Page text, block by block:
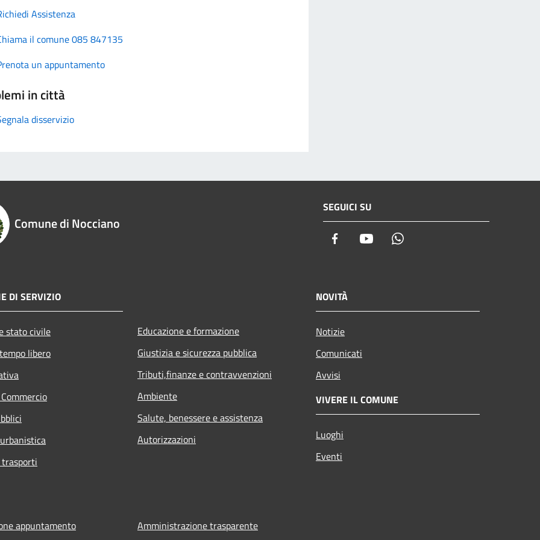
Assistenza
il comune 085 847135
un appuntamento
in città
disservizio
Comune di Nocciano
SEGUICI SU
Facebook Youtube
DI SERVIZIO
stato civile
libero
Educazione e formazione
Giustizia e sicurezza pubblica
Tributi,finanze e contravvenzioni
Ambiente
Salute, benessere e assistenza
Autorizzazioni
NOVITÀ
Notizie
Comunicati
Avvisi
VIVERE IL COMUNE
Luoghi
Eventi
appuntamento
Amministrazione trasparente